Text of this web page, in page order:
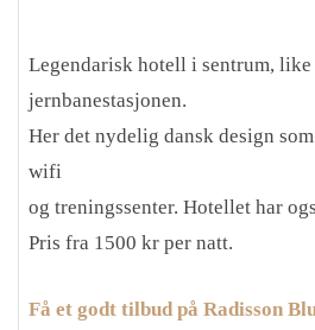
Legendarisk hotell i sentrum,
jernbanestasjonen.
Her det nydelig dansk design
wifi
og treningssenter. Hotellet har
Pris fra 1500 kr per natt.
Få et godt tilbud på Radisson